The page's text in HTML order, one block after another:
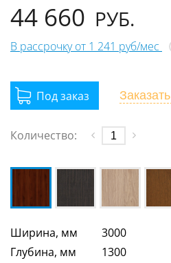
44 660 РУБ.
В рассрочку от 1 241 руб/мес
Заказать
Количество:
Ширина, мм
3000
Глубина, мм
1300